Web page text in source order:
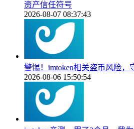
资产信任符号
2026-08-07 08:37:43
警惕！imtoken相关盗币风险，
2026-08-06 15:50:54